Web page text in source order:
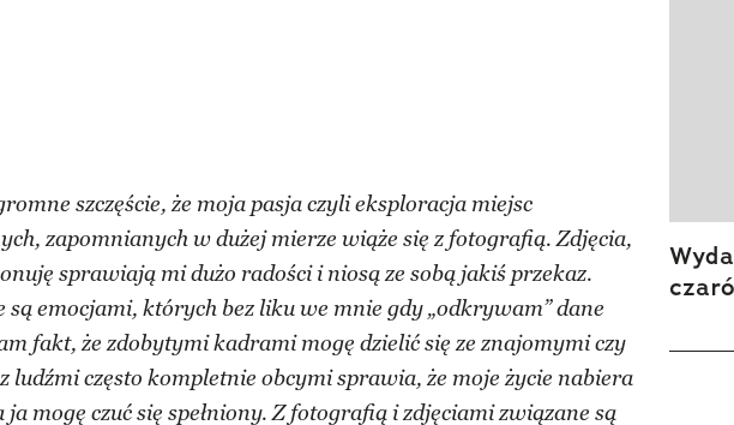
szczęście, że moja pasja czyli eksploracja miejsc
zapomnianych w dużej mierze wiąże się z fotografią. Zdjęcia,
sprawiają mi dużo radości i niosą ze sobą jakiś przekaz.
są emocjami, których bez liku we mnie gdy „odkrywam” dane
fakt, że zdobytymi kadrami mogę dzielić się ze znajomymi czy
ludźmi często kompletnie obcymi sprawia, że moje życie nabiera
mogę czuć się spełniony. Z fotografią i zdjęciami związane są